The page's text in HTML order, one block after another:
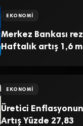
EKONOMI
Merkez Bankası
Haftalık artış 1,6
EKONOMI
Üretici
Artış Yüzde 27,83